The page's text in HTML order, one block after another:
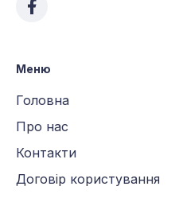
Меню
Головна
Про нас
Контакти
Договір користування